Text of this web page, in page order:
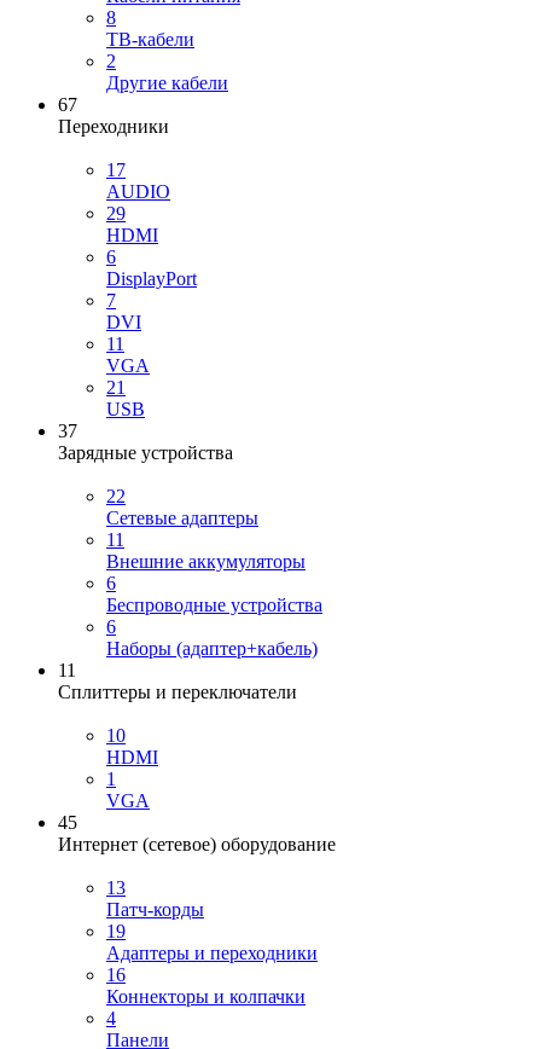
8
ТВ-кабели
2
Другие кабели
67
Переходники
17
AUDIO
29
HDMI
6
DisplayPort
7
DVI
11
VGA
21
USB
37
Зарядные устройства
22
Сетевые адаптеры
11
Внешние аккумуляторы
6
Беспроводные устройства
6
Наборы (адаптер+кабель)
11
Сплиттеры и переключатели
10
HDMI
1
VGA
45
Интернет (сетевое) оборудование
13
Патч-корды
19
Адаптеры и переходники
16
Коннекторы и колпачки
4
Панели